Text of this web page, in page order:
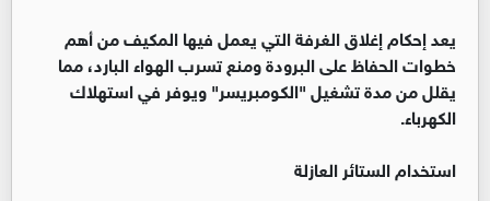
يعد إحكام إغلاق الغرفة التي يعمل فيها المكيف من أهم
خطوات الحفاظ على البرودة ومنع تسرب الهواء البارد، مما
يقلل من مدة تشغيل "الكومبريسر" ويوفر في استهلاك
الكهرباء.
استخدام الستائر العازلة